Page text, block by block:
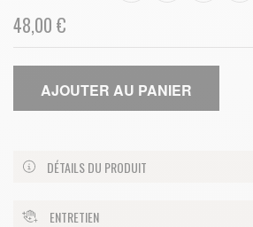
48,00 €
AJOUTER AU PANIER
DÉTAILS DU PRODUIT
ENTRETIEN